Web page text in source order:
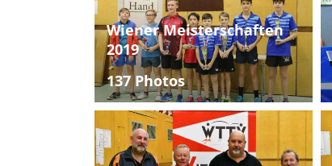
Wiener Meisterschaften
2019
137 Photos